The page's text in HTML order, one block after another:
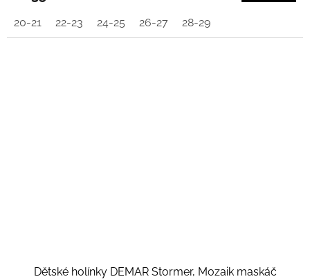
20-21 22-23 24-25 26-27 28-29
Dětské holínky DEMAR Stormer, Mozaik maskáč